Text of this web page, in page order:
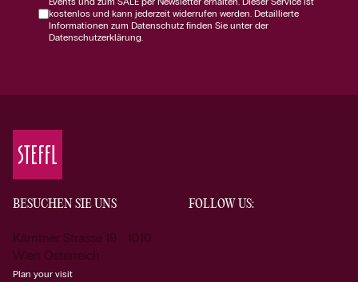
kostenlos und kann jederzeit widerrufen werden. Detaillierte
Informationen zum Datenschutz finden Sie unter der
Datenschutzerklärung.
BESUCHEN SIE UNS
Kärntner Strasse 19 1010
Wien Österreich
Plan your visit
FOLLOW US: